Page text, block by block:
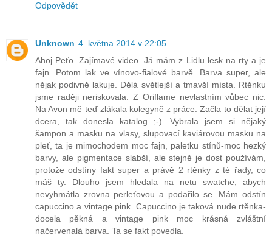
Odpovědět
Unknown 4. května 2014 v 22:05
Ahoj Peťo. Zajímavé video. Já mám z Lidlu lesk na rty a je
fajn. Potom lak ve vínovo-fialové barvě. Barva super, ale
nějak podivně lakuje. Dělá světlejší a tmavší místa. Rtěnku
jsme raději neriskovala. Z Oriflame nevlastním vůbec nic.
Na Avon mě teď zlákala kolegyně z práce. Začla to dělat její
dcera, tak donesla katalog ;-). Vybrala jsem si nějaký
šampon a masku na vlasy, slupovací kaviárovou masku na
pleť, ta je mimochodem moc fajn, paletku stínů-moc hezký
barvy, ale pigmentace slabší, ale stejně je dost používám,
protože odstíny fakt super a právě 2 rtěnky z té řady, co
máš ty. Dlouho jsem hledala na netu swatche, abych
nevyhmátla zrovna perleťovou a podařilo se. Mám odstín
capuccino a vintage pink. Capuccino je taková nude rtěnka-
docela pěkná a vintage pink moc krásná zvláštní
načervenalá barva. Ta se fakt povedla.